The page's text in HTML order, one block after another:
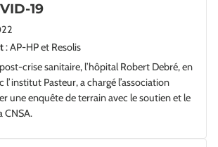
19
: AP-HP et Resolis
crise sanitaire, l’hôpital Robert Debré, en
Pasteur, a chargé l’association
une enquête de terrain avec le soutien et le
CNSA.